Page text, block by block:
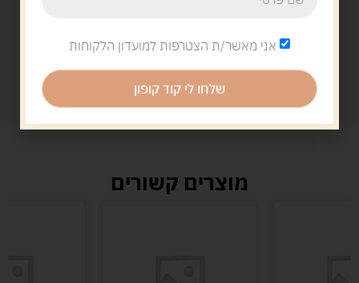
מוצרים קשורים
אני מאשר/ת הצטרפות למועדון הלקוחות
שלחו לי קוד קופון